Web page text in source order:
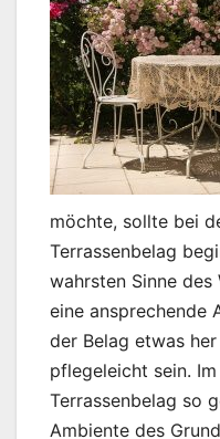
möchte, sollte bei
Terrassenbelag
wahrsten Sinne
eine ansprechende
der Belag etwas
pflegeleicht sein.
Terrassenbelag so
Ambiente des